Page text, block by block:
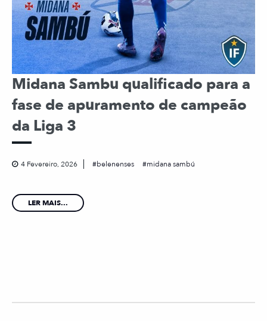
Midana Sambu qualificado para a
fase de apuramento de campeão
da Liga 3
4 Fevereiro, 2026 belenenses midana sambú
LER MAIS...